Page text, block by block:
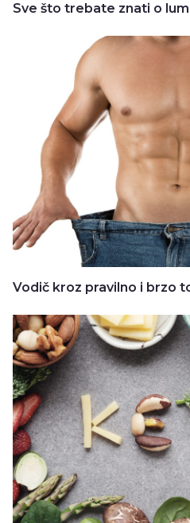
Sve što trebate znati o
Vodič kroz pravilno i brzo